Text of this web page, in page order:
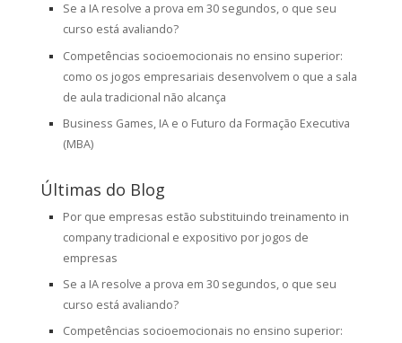
Se a IA resolve a prova em 30 segundos, o que seu
curso está avaliando?
Competências socioemocionais no ensino superior:
como os jogos empresariais desenvolvem o que a sala
de aula tradicional não alcança
Business Games, IA e o Futuro da Formação Executiva
(MBA)
Últimas do Blog
Por que empresas estão substituindo treinamento in
company tradicional e expositivo por jogos de
empresas
Se a IA resolve a prova em 30 segundos, o que seu
curso está avaliando?
Competências socioemocionais no ensino superior: